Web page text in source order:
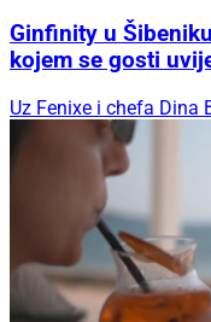
Ginfinity u
kojem se gosti
Uz Fenixe i chefa Dina